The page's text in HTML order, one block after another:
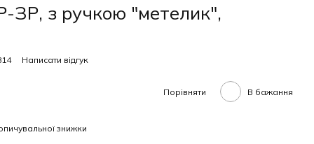
ЗР, з ручкою "метелик",
Написати відгук
Порівняти В бажання
знижки